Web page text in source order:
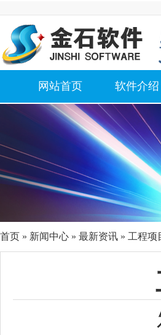
网站首页 软件介绍
首页 » 新闻中心 » 最新资讯 » 工程项